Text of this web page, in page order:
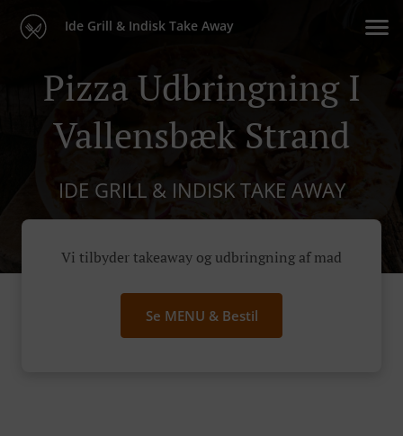
Ide Grill & Indisk Take Away
Pizza Udbringning I
Vallensbæk Strand
IDE GRILL & INDISK TAKE AWAY
Vi tilbyder takeaway og udbringning af mad
Se MENU & Bestil